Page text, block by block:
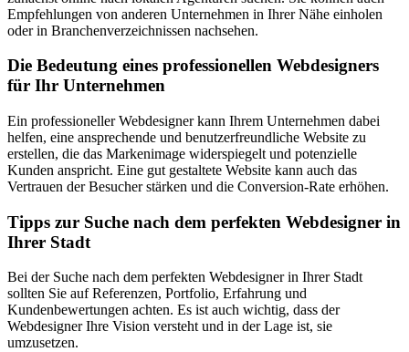
Empfehlungen von anderen Unternehmen in Ihrer Nähe einholen
oder in Branchenverzeichnissen nachsehen.
Die Bedeutung eines professionellen Webdesigners
für Ihr Unternehmen
Ein professioneller Webdesigner kann Ihrem Unternehmen dabei
helfen, eine ansprechende und benutzerfreundliche Website zu
erstellen, die das Markenimage widerspiegelt und potenzielle
Kunden anspricht. Eine gut gestaltete Website kann auch das
Vertrauen der Besucher stärken und die Conversion-Rate erhöhen.
Tipps zur Suche nach dem perfekten Webdesigner in
Ihrer Stadt
Bei der Suche nach dem perfekten Webdesigner in Ihrer Stadt
sollten Sie auf Referenzen, Portfolio, Erfahrung und
Kundenbewertungen achten. Es ist auch wichtig, dass der
Webdesigner Ihre Vision versteht und in der Lage ist, sie
umzusetzen.